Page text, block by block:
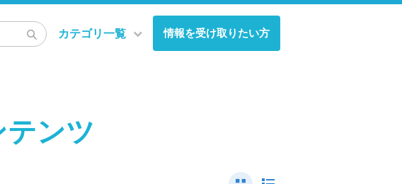
カテゴリ一覧 情報を受け取りたい方
ンツ